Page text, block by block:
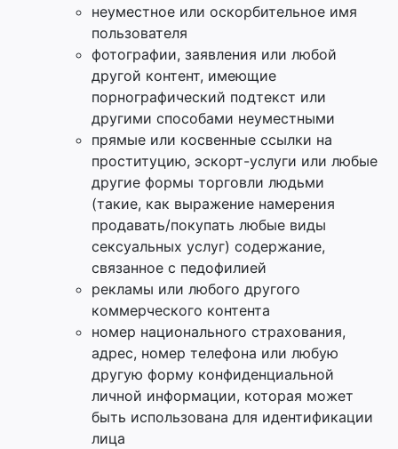
неуместное или оскорбительное имя
пользователя
фотографии, заявления или любой
другой контент, имеющие
порнографический подтекст или
другими способами неуместными
прямые или косвенные ссылки на
проституцию, эскорт-услуги или любые
другие формы торговли людьми
(такие, как выражение намерения
продавать/покупать любые виды
сексуальных услуг) содержание,
связанное с педофилией
рекламы или любого другого
коммерческого контента
номер национального страхования,
адрес, номер телефона или любую
другую форму конфиденциальной
личной информации, которая может
быть использована для идентификации
лица